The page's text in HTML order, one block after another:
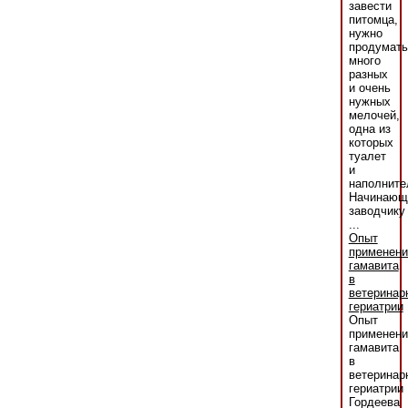
завести
питомца,
нужно
продумать
много
разных
и очень
нужных
мелочей,
одна из
которых
туалет
и
заводчику
...
Опыт
гамавита
в
гериатрии
Опыт
гамавита
в
гериатрии
Гордеева